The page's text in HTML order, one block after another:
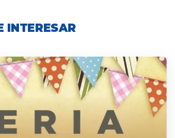
INTERESAR